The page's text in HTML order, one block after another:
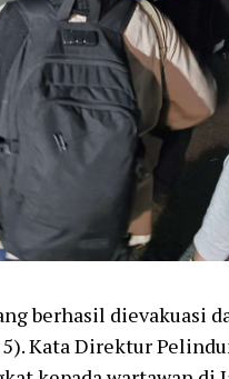
berhasil dievakuasi
Kata Direktur